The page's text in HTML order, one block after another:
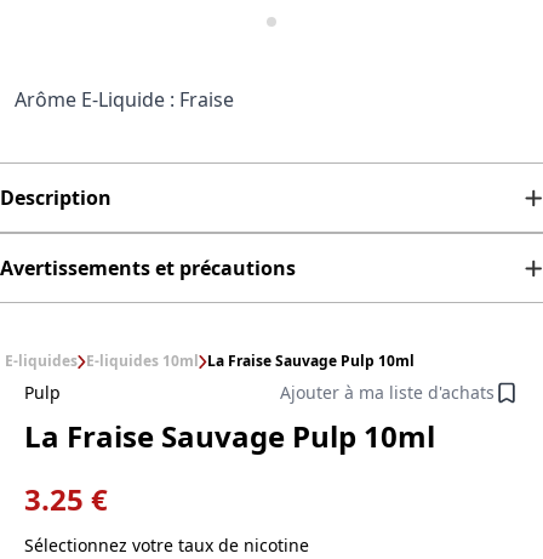
Arôme E-Liquide : Fraise
Description
Avertissements et précautions
E-liquides E-liquides 10ml La Fraise Sauvage Pulp 10ml
Pulp Ajouter à ma liste d'achats
La Fraise Sauvage Pulp 10ml
3.25 €
Sélectionnez votre taux de nicotine